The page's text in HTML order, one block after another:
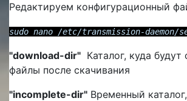
Редактируем конфигурационный
sudo nano /etc/transmission-daemon/
"download-dir" Каталог, куда будут
файлы после скачивания
"incomplete-dir" Временный